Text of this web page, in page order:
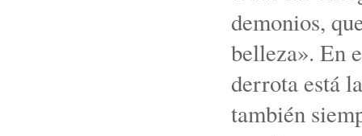
demonios,
belleza». En
derrota está
también